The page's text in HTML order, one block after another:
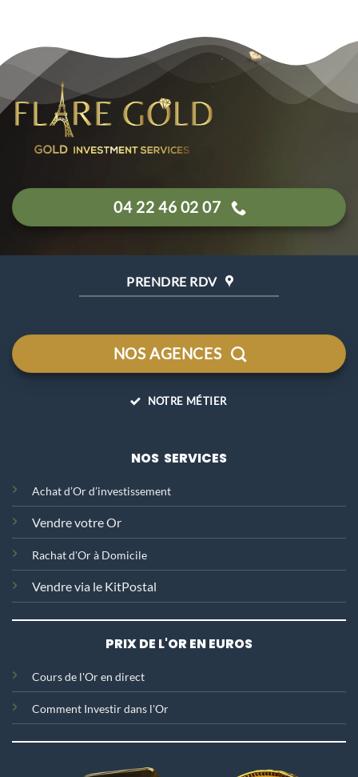
04 22 46 02 07
PRENDRE RDV
NOS AGENCES
NOTRE MÉTIER
NOS SERVICES
Achat d’Or d’investissement
Vendre votre Or
Rachat d'Orà Domicile
Vendre via le KitPostal
PRIX DE L'OR EN EUROS
Cours de l'Or en direct
Comment Investir dans l'Or